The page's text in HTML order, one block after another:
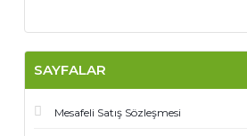
SAYFALAR
Mesafeli Satış Sözleşmesi